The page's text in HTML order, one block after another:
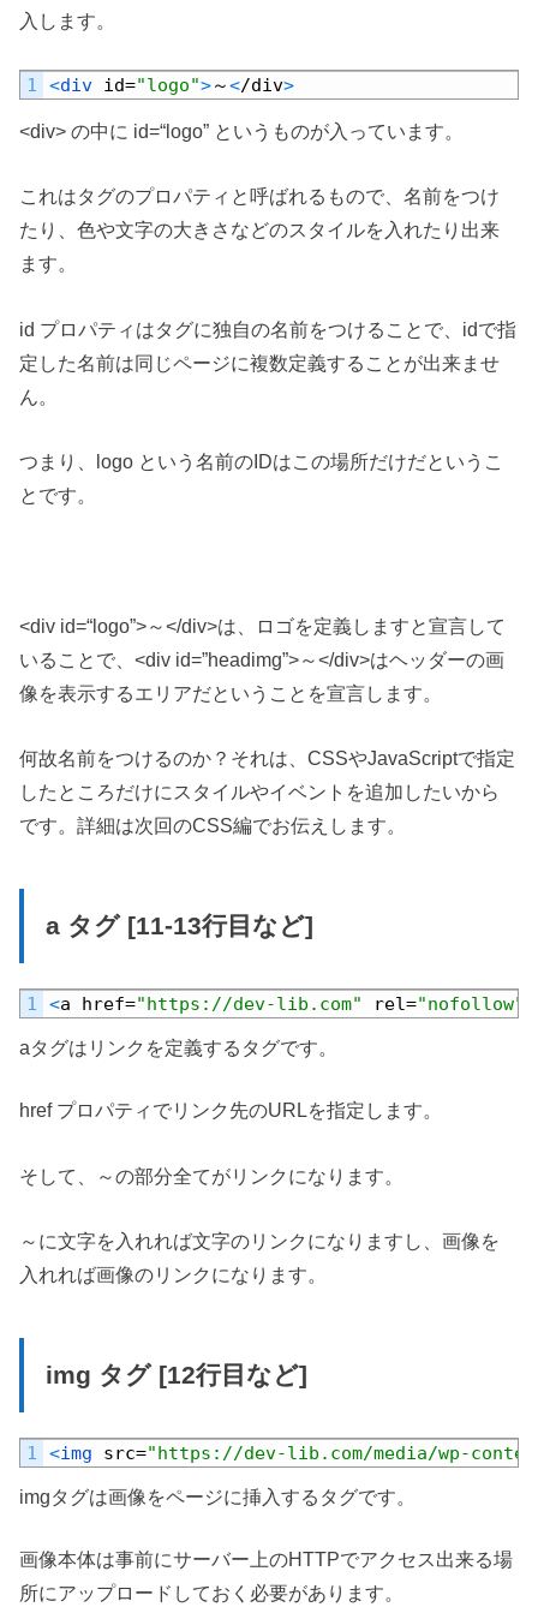
入します。
1 <div id="logo">～</div>
<div> の中に id=“logo” というものが入っています。
これはタグのプロパティと呼ばれるもので、名前をつけ
たり、色や文字の大きさなどのスタイルを入れたり出来
ます。
id プロパティはタグに独自の名前をつけることで、idで指
定した名前は同じページに複数定義することが出来ませ
ん。
つまり、 logo という名前のIDはこの場所だけだというこ
とです。
<div id=“logo”>～</div>は、ロゴを定義しますと宣言して
いることで、<div id=”headimg”>～</div>はヘッダーの画
像を表示するエリアだということを宣言します。
何故名前をつけるのか？それは、CSSやJavaScriptで指定
したところだけにスタイルやイベントを追加したいから
です。詳細は次回のCSS編でお伝えします。
a タグ [11-13行目など]
Default
1 <a href="https://dev-lib.com" rel="nofollow"
aタグはリンクを定義するタグです。
href プロパティでリンク先のURLを指定します。
そして、～の部分全てがリンクになります。
～に文字を入れれば文字のリンクになりますし、画像を
入れれば画像のリンクになります。
img タグ [12行目など]
Default
1 <img src="https://dev-lib.com/media/wp-
imgタグは画像をページに挿入するタグです。
画像本体は事前にサーバー上のHTTPでアクセス出来る場
所にアップロードしておく必要があります。